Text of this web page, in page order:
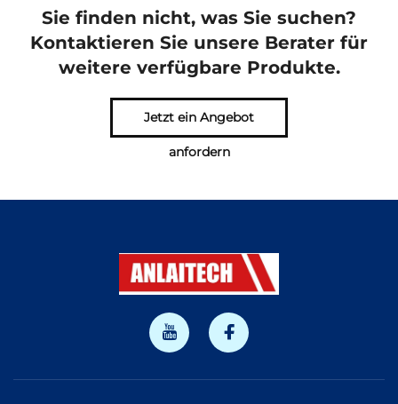
Sie finden nicht, was Sie suchen?
Kontaktieren Sie unsere Berater für
weitere verfügbare Produkte.
Jetzt ein Angebot
anfordern